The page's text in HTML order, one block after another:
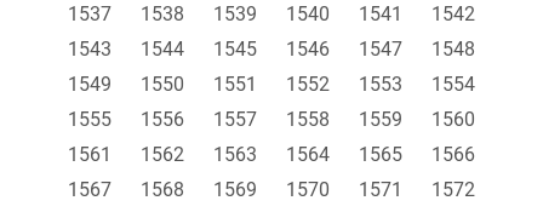
1537
1538 1539 1540 1541
1542
1543
1544 1545 1546 1547
1548
1549
1550 1551 1552 1553
1554
1555
1556 1557 1558 1559
1560
1561
1562 1563 1564 1565
1566
1567
1568 1569 1570 1571
1572